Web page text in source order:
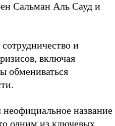
Сальман Аль Сауд и
и
включая
обмениваться
название
одним из ключевых